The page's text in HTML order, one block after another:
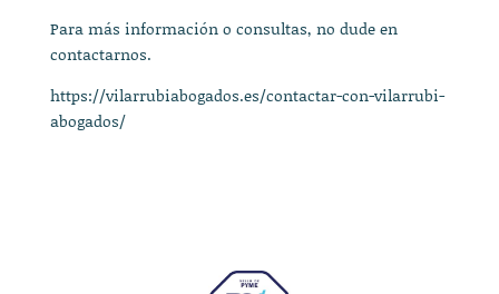
Para más información o consultas, no dude en
contactarnos.
https://vilarrubiabogados.es/contactar-con-vilarrubi-
abogados/